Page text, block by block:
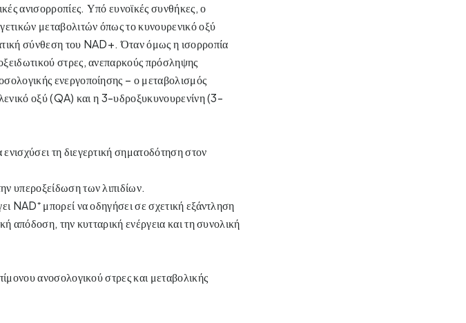
ανισορροπίες. Υπό ευνοϊκές συνθήκες, ο
μεταβολιτών όπως το κυνουρενικό οξύ
σύνθεση του NAD+. Όταν όμως η ισορροπία
στρες, ανεπαρκούς πρόσληψης
ενεργοποίησης – ο μεταβολισμός
οξύ (QA) και η 3-υδροξυκυνουρενίνη (3-
τη διεγερτική σηματοδότηση στον
υπεροξείδωση των λιπιδίων.
NAD⁺ μπορεί να οδηγήσει σε σχετική εξάντληση
απόδοση, την κυτταρική ενέργεια και τη συνολική
ανοσολογικού στρες και μεταβολικής